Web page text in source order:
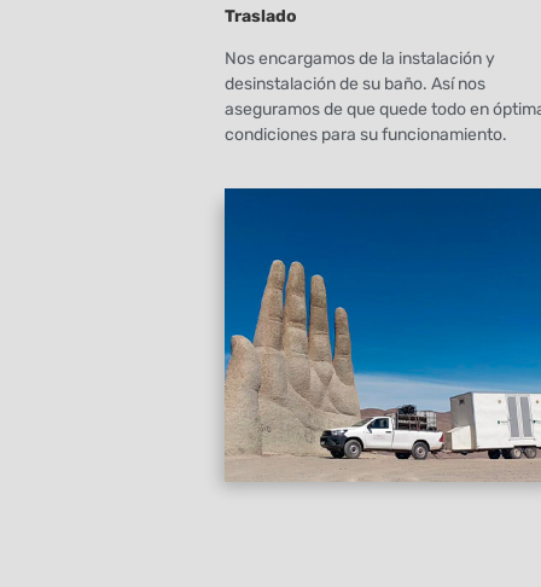
Traslado
Nos encargamos de la instalación y
desinstalación de su baño. Así nos
aseguramos de que quede todo en
condiciones para su funcionamiento.